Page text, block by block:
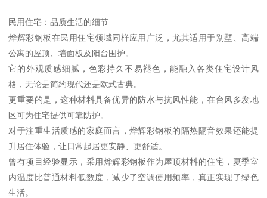
民用住宅：品质生活的细节
烨辉彩钢板在民用住宅领域同样应用广泛，尤其适用于别墅、高端
公寓的屋顶、墙面板及阳台围护。
它的外观质感细腻，色彩持久不易褪色，能融入各类住宅设计风
格，无论是简约现代还是欧式古典。
更重要的是，这种材料具备优异的防水与抗风性能，在台风多发地
区可为住宅提供可靠防护。
对于注重生活质感的家庭而言，烨辉彩钢板的隔热隔音效果还能提
升居住体验，让日常起居更安静、更舒适。
曾有项目经验显示，采用烨辉彩钢板作为屋顶材料的住宅，夏季室
内温度比普通材料低数度，减少了空调使用频率，真正实现了绿色
生活。